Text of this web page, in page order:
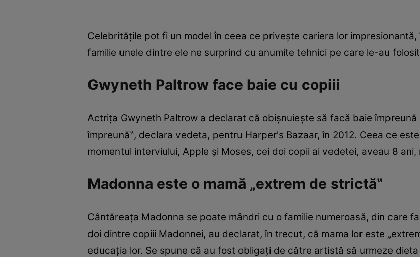
Celebrităţile pot fi un model în ceea ce priveşte cariera lor
familie unele dintre ele ne surprind cu anumite tehnici pe care le-au
Gwyneth Paltrow face baie cu copiii
Actriţa Gwyneth Paltrow a declarat că obişnuieşte să facă baie
împreună‟, declara vedeta, pentru Harper's Bazaar, în 2012. Ceea ce
momentul interviului, Apple şi Moses, cei doi copii ai vedetei, aveau 8
Madonna este o mamă „extrem de strictă‟
Cântăreaţa Madonna se poate mândri cu o familie numeroasă, din care
doi dintre copiii Madonnei, au declarat, în trecut, că mama lor este
educaţia lor. Se spune că au fost obligaţi de către artistă să urmeze